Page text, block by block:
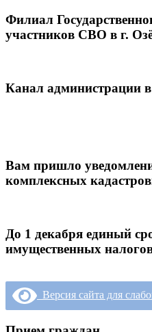
Филиал
участников СВО в г.
Канал администрации
Вам пришло
комплексных
До 1 декабря единый
имущественных
Версия сайта для